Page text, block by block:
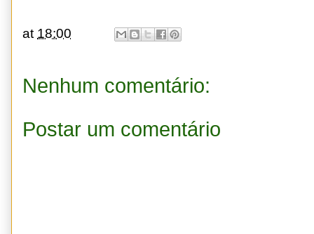
at 18:00
Nenhum comentário:
Postar um comentário